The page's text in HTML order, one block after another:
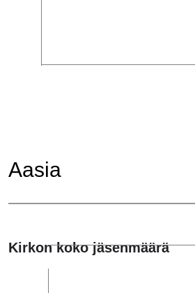
Aasia
Kirkon koko jäsenmäärä